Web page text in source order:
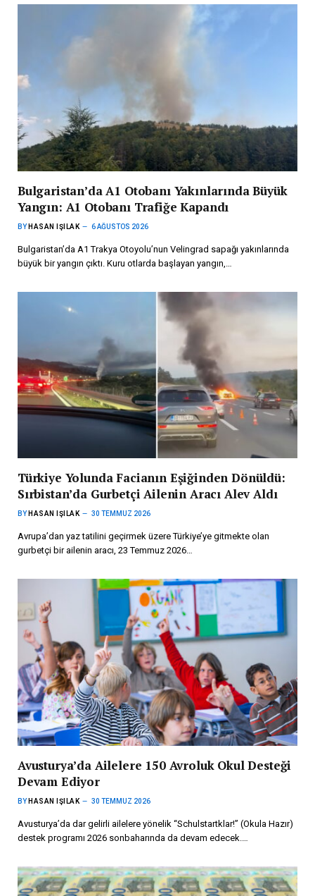
Bulgaristan’da A1 Otobanı Yakınlarında Büyük
Yangın: A1 Otobanı Trafiğe Kapandı
BY HASAN IŞILAK 6 AĞUSTOS 2026
Bulgaristan’da A1 Trakya Otoyolu’nun Velingrad sapağı yakınlarında
büyük bir yangın çıktı. Kuru otlarda başlayan yangın,…
Türkiye Yolunda Facianın Eşiğinden Dönüldü:
Sırbistan’da Gurbetçi Ailenin Aracı Alev Aldı
BY HASAN IŞILAK 30 TEMMUZ 2026
Avrupa’dan yaz tatilini geçirmek üzere Türkiye’ye gitmekte olan
gurbetçi bir ailenin aracı, 23 Temmuz 2026…
Avusturya’da Ailelere 150 Avroluk Okul Desteği
Devam Ediyor
BY HASAN IŞILAK 30 TEMMUZ 2026
Avusturya’da dar gelirli ailelere yönelik “Schulstartklar!” (Okula Hazır)
destek programı 2026 sonbaharında da devam edecek.…